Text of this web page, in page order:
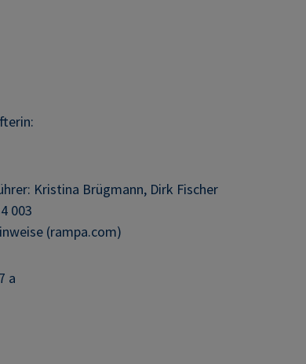
Kristina Brügmann, Dirk Fischer
003
(rampa.com)
a